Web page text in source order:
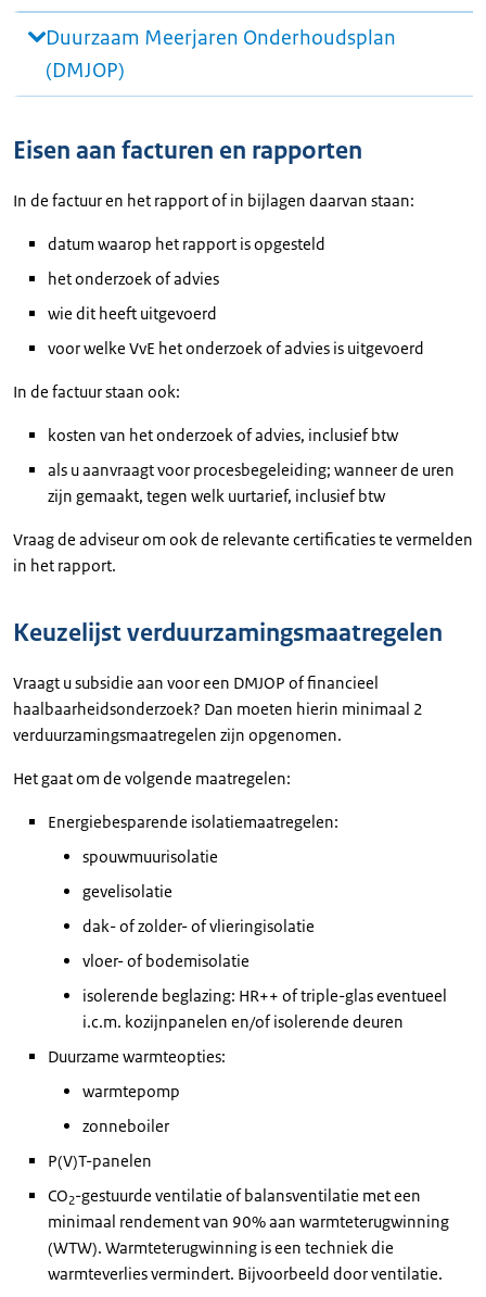
Duurzaam Meerjaren Onderhoudsplan
(DMJOP)
Eisen aan facturen en rapporten
In de factuur en het rapport of in bijlagen daarvan staan:
datum waarop het rapport is opgesteld
het onderzoek of advies
wie dit heeft uitgevoerd
voor welke VvE het onderzoek of advies is uitgevoerd
In de factuur staan ook:
kosten van het onderzoek of advies, inclusief btw
als u aanvraagt voor procesbegeleiding; wanneer de uren
zijn gemaakt, tegen welk uurtarief, inclusief btw
Vraag de adviseur om ook de relevante certificaties te vermelden
in het rapport.
Keuzelijst verduurzamingsmaatregelen
Vraagt u subsidie aan voor een DMJOP of financieel
haalbaarheidsonderzoek? Dan moeten hierin minimaal 2
verduurzamingsmaatregelen zijn opgenomen.
Het gaat om de volgende maatregelen:
Energiebesparende isolatiemaatregelen:
spouwmuurisolatie
gevelisolatie
dak- of zolder- of vlieringisolatie
vloer- of bodemisolatie
isolerende beglazing: HR++ of triple-glas eventueel
i.c.m. kozijnpanelen en/of isolerende deuren
Duurzame warmteopties:
warmtepomp
zonneboiler
P(V)T-panelen
CO2-gestuurde ventilatie of balansventilatie met een
minimaal rendement van 90% aan warmteterugwinning
(WTW). Warmteterugwinning is een techniek die
warmteverlies vermindert. Bijvoorbeeld door ventilatie.